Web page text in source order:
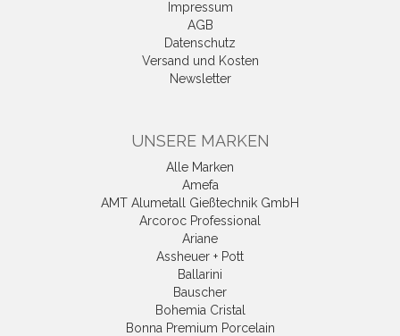
Impressum
AGB
Datenschutz
Versand und Kosten
Newsletter
UNSERE MARKEN
Alle Marken
Amefa
AMT Alumetall Gießtechnik GmbH
Arcoroc Professional
Ariane
Assheuer + Pott
Ballarini
Bauscher
Bohemia Cristal
Bonna Premium Porcelain